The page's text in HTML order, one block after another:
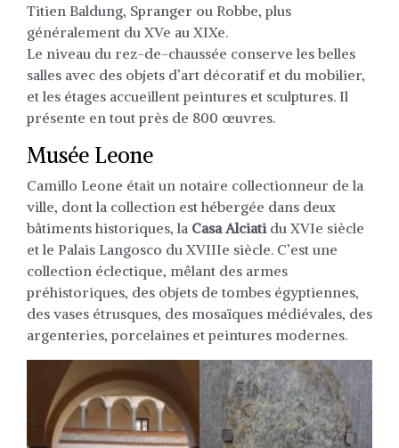
Titien Baldung, Spranger ou Robbe, plus
généralement du XVe au XIXe.
Le niveau du rez-de-chaussée conserve les belles
salles avec des objets d’art décoratif et du mobilier,
et les étages accueillent peintures et sculptures. Il
présente en tout près de 800 œuvres.
Musée Leone
Camillo Leone était un notaire collectionneur de la
ville, dont la collection est hébergée dans deux
bâtiments historiques, la Casa Alciatidu XVIe siècle
et le Palais Langosco du XVIIIe siècle. C’est une
collection éclectique, mêlant des armes
préhistoriques, des objets de tombes égyptiennes,
des vases étrusques, des mosaïques médiévales, des
argenteries, porcelaines et peintures modernes.